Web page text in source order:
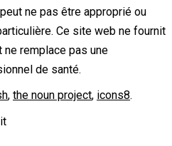
ne pas être approprié ou
Ce site web ne fournit
remplace pas une
de santé.
, the noun project, icons8.